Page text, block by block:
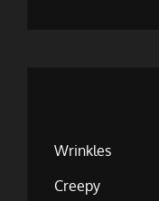
Wrinkles
Creepy